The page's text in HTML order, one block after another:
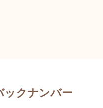
ックナンバー